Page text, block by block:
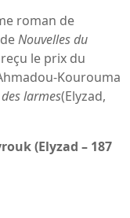
roman de
Nouvelles du
le prix du
Kourouma
larmes(Elyzad,
(Elyzad – 187